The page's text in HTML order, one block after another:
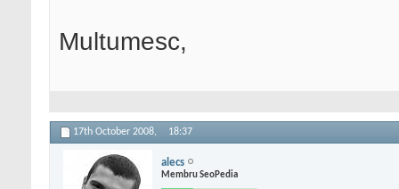
Multumesc,
17th October 2008, 18:37
alecs
Membru SeoPedia